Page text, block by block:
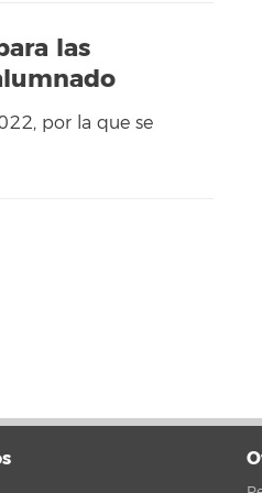
las
por la que se